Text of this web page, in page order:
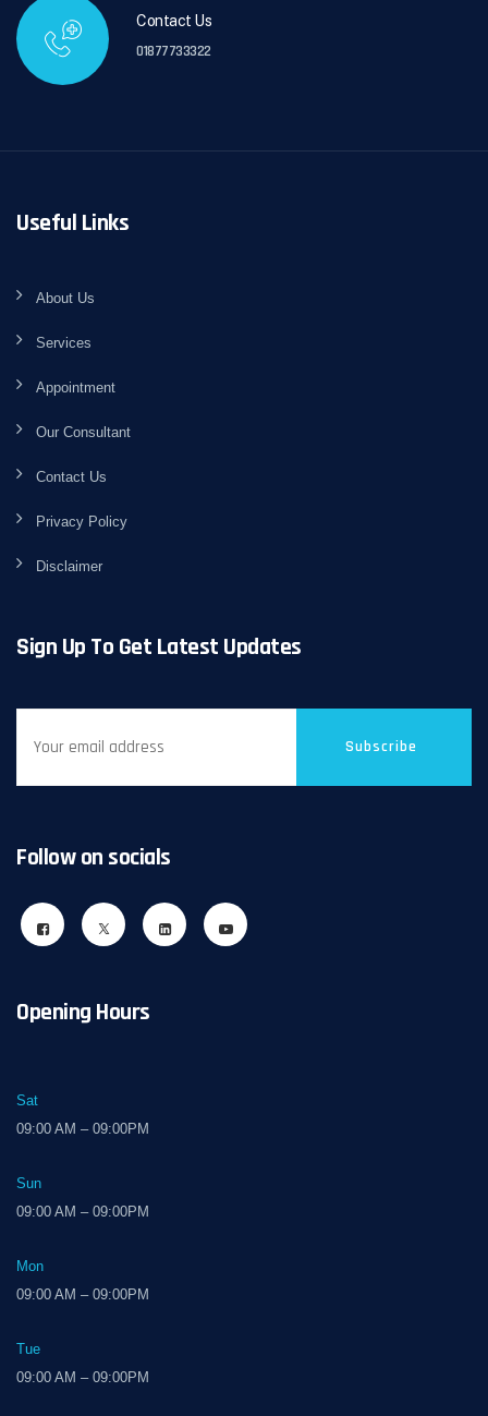
Contact Us
01877733322
Useful Links
About Us
Services
Appointment
Our Consultant
Contact Us
Privacy Policy
Disclaimer
Sign Up To Get Latest Updates
Subscribe
Follow on socials
Opening Hours
Sat
09:00 AM – 09:00PM
Sun
09:00 AM – 09:00PM
Mon
09:00 AM – 09:00PM
Tue
09:00 AM – 09:00PM